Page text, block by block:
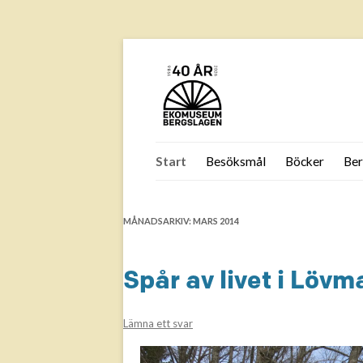
till
Start Besöksmål Böcker
MÅNADSARKIV: MARS 2014
Spår av livet i
Lämna ett svar